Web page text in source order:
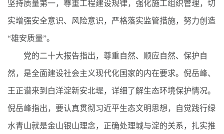
坚持质量第一，尊重工程建设规律，强化施工组织管理，切
实增强安全意识、风险意识，严格落实监管措施，努力创造
“雄安质量”。
党的二十大报告指出，尊重自然、顺应自然、保护自
然，是全面建设社会主义现代化国家的内在要求。倪岳峰、
王正谱来到白洋淀新安北堤，详细了解生态环境保护情况。
倪岳峰指出，要认真贯彻习近平生态文明思想，自觉践行绿
水青山就是金山银山理念，正确处理城与淀的关系，扎实推